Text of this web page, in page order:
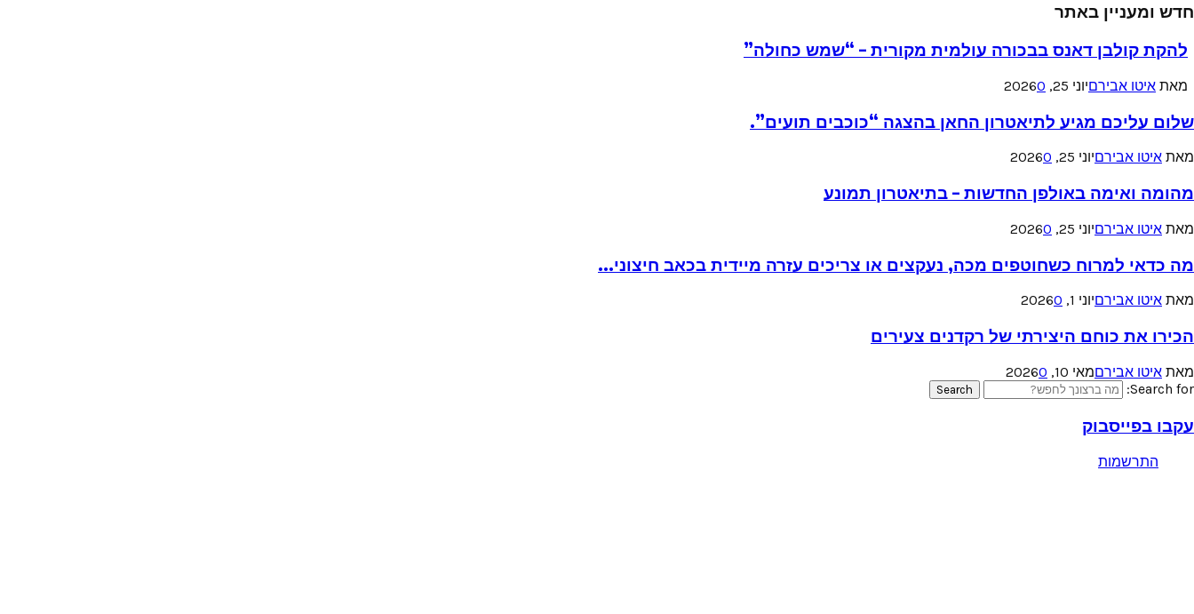
חדש ומעניין באתר
להקת קולבן דאנס בבכורה עולמית מקורית – “שמש כחולה”
מאת איטו אבירםיוני 25, 2026 0
שלום עליכם מגיע לתיאטרון החאן בהצגה “כוכבים תועים”.
מאת איטו אבירםיוני 25, 2026 0
מהומה ואימה באולפן החדשות – בתיאטרון תמונע
מאת איטו אבירםיוני 25, 2026 0
מה כדאי למרוח כשחוטפים מכה, נעקצים או צריכים עזרה מיידית בכאב חיצוני...
מאת איטו אבירםיוני 1, 2026 0
הכירו את כוחם היצירתי של רקדנים צעירים
מאת איטו אבירםמאי 10, 2026
0
Search for:
Search
עקבו בפייסבוק
התרשמות